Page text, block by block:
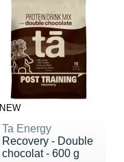
NEW
Ta Energy
Recovery - Double
chocolat - 600 g